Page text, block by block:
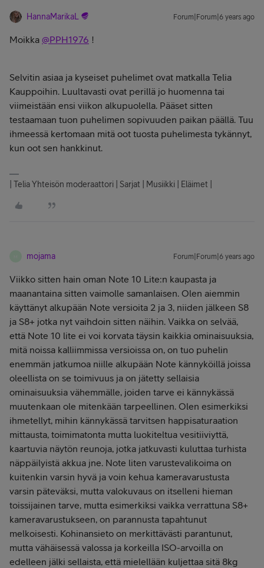
HannaMarikaL Forum|Forum|6 years ago
Moikka @PPH1976 !
Selvitin asiaa ja kyseiset puhelimet ovat matkalla Telia
Kauppoihin. Luultavasti ovat perillä jo huomenna tai
viimeistään ensi viikon alkupuolella. Pääset sitten
testaamaan tuon puhelimen sopivuuden paikan päällä. Tuu
ihmeessä kertomaan mitä oot tuosta puhelimesta tykännyt,
kun oot sen hankkinut.
| Telia Yhteisön moderaattori | Sarjat | Musiikki | Eläimet |
mojama Forum|Forum|6 years ago
Viikko sitten hain oman Note 10 Lite:n kaupasta ja
maanantaina sitten vaimolle samanlaisen. Olen aiemmin
käyttänyt alkupään Note versioita 2 ja 3, niiden jälkeen S8
ja S8+ jotka nyt vaihdoin sitten näihin. Vaikka on selvää,
että Note 10 lite ei voi korvata täysin kaikkia ominaisuuksia,
mitä noissa kalliimmissa versioissa on, on tuo puhelin
enemmän jatkumoa niille alkupään Note kännyköillä joissa
oleellista on se toimivuus ja on jätetty sellaisia
ominaisuuksia vähemmälle, joiden tarve ei kännykässä
muutenkaan ole mitenkään tarpeellinen. Olen esimerkiksi
ihmetellyt, mihin kännykässä tarvitsen happisaturaation
mittausta, toimimatonta mutta luokiteltua vesitiiviyttä,
kaartuvia näytön reunoja, jotka jatkuvasti kuluttaa turhista
näppäilyistä akkua jne. Note liten varustevalikoima on
kuitenkin varsin hyvä ja voin kehua kameravarustusta
varsin päteväksi, mutta valokuvaus on itselleni hieman
toissijainen tarve, mutta esimerkiksi vaikka verrattuna S8+
kameravarustukseen, on parannusta tapahtunut
melkoisesti. Kohinansieto on merkittävästi parantunut,
mutta vähäisessä valossa ja korkeilla ISO-arvoilla on
edelleen jälki sellaista, että mielellään kuljettaa sitä 8kg